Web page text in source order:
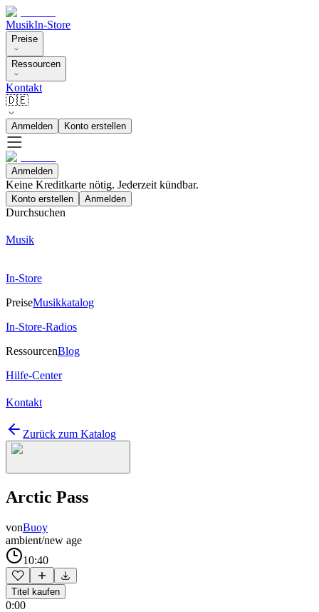
MusikIn-Store
Preise
Ressourcen
Kontakt
🇩🇪
Anmelden Konto erstellen
Anmelden
Keine Kreditkarte nötig. Jederzeit kündbar.
Konto erstellen Anmelden
Durchsuchen
Musik
In-Store
PreiseMusikkatalog
In-Store-Radios
RessourcenBlog
Hilfe-Center
Kontakt
Zurück zum Katalog
Arctic Pass
vonBuoy
ambient/new age
10:40
Titel kaufen
0:00